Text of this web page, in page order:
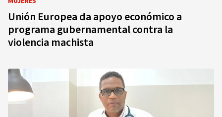
Unión Europea da apoyo económico a
programa gubernamental contra la
violencia machista